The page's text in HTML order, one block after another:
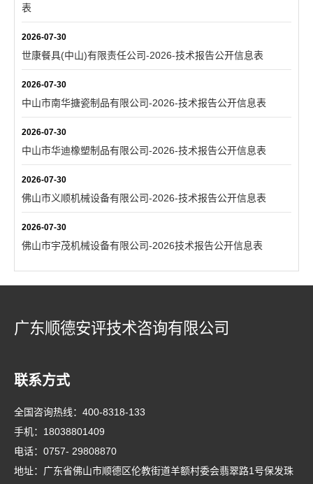
表
2026-07-30
世康餐具(中山)有限责任公司-2026-技术报告公开信息表
2026-07-30
中山市南华搪瓷制品有限公司-2026-技术报告公开信息表
2026-07-30
中山市华迪橡塑制品有限公司-2026-技术报告公开信息表
2026-07-30
佛山市义顺机械设备有限公司-2026-技术报告公开信息表
2026-07-30
佛山市宇茂机械设备有限公司-2026技术报告公开信息表
广东顺德安评技术咨询有限公司
联系方式
全国咨询热线： 400-8318-133
手机： 18038801409
电话： 0757- 29808870
地址：广东省佛山市顺德区伦教街道羊额村委会翡翠路1号保发珠